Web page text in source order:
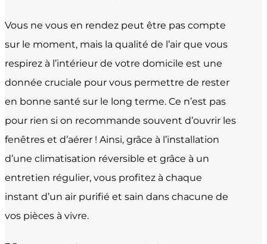
Vous ne vous en rendez peut être pas compte
sur le moment, mais la qualité de l’air que vous
respirez à l’intérieur de votre domicile est une
donnée cruciale pour vous permettre de rester
en bonne santé sur le long terme. Ce n’est pas
pour rien si on recommande souvent d’ouvrir les
fenêtres et d’aérer ! Ainsi, grâce à l’installation
d’une climatisation réversible et grâce à un
entretien régulier, vous profitez à chaque
instant d’un air purifié et sain dans chacune de
vos pièces à vivre.